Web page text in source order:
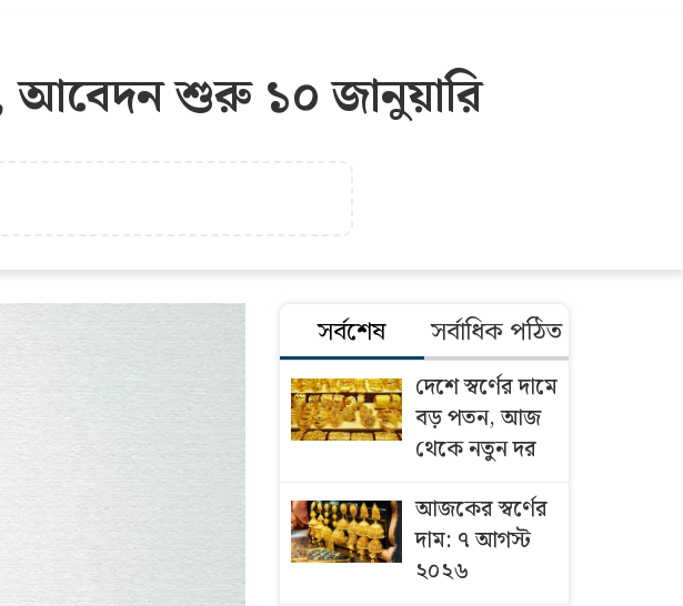
আবেদন শুরু ১০ জানুয়ারি
সর্বশেষ সর্বাধিক পঠিত
দেশে স্বর্ণের দামে
বড় পতন, আজ
থেকে নতুন দর
আজকের স্বর্ণের
দাম: ৭ আগস্ট
২০২৬